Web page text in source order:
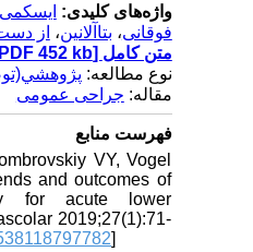
واژه‌های کلیدی:ایسکمی
فوقانی،بتاآلانین،از دست
متن کامل[PDF 452 kb]
نوع مطالعه:
مقاله:جراحی عمومی
فهرست منابع
VY, Vogel
and outcomes of
for acute lower
2019;27(1):71-